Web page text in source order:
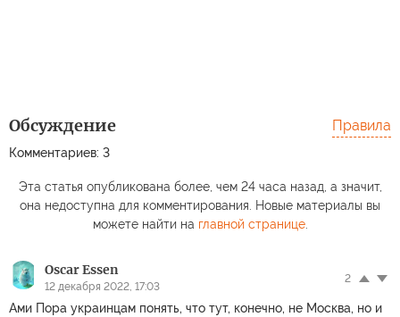
Обсуждение
Комментариев: 3
Правила
Эта статья опубликована более, чем 24 часа назад, а значит,
она недоступна для комментирования. Новые материалы вы
можете найти на главной странице.
Oscar Essen
12 декабря 2022, 17:03
2
Ами Пора украинцам понять, что тут, конечно, не Москва, но и